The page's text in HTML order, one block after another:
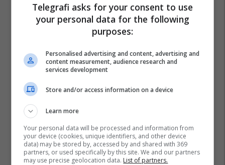
Telegrafi asks for your consent to use
your personal data for the following
purposes:
Personalised advertising and content, advertising and
content measurement, audience research and
services development
Store and/or access information on a device
Learn more
Your personal data will be processed and information from
your device (cookies, unique identifiers, and other device
data) may be stored by, accessed by and shared with 369
partners, or used specifically by this site. We and our partners
may use precise geolocation data. List of partners.